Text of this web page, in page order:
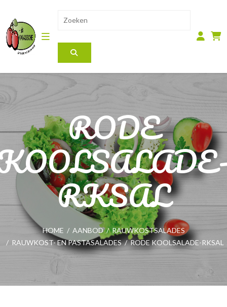
RODE
RKSAL
HOME / AANBOD / RAUWKOSTSALADES
/ RAUWKOST- EN PASTASALADES / RODE KOOLSALADE-RKSAL